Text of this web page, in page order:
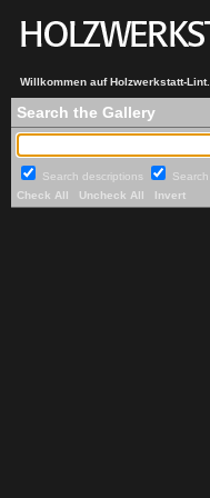
Willkommen auf Holzwerkstatt-
Search the Gallery
Search descriptions
Check All
Uncheck All Invert